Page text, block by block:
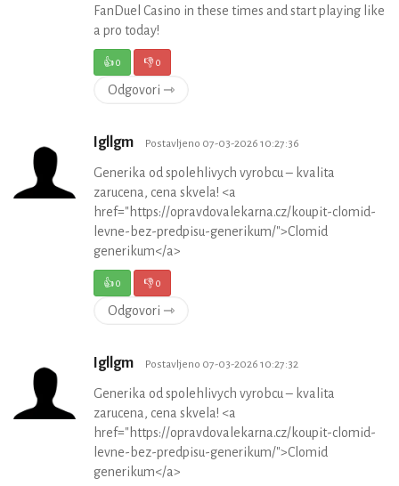
FanDuel Casino in these times and start playing like
a pro today!
👍0 👎0
Odgovori ⇾
Igllgm Postavljeno 07-03-2026 10:27:36
Generika od spolehlivych vyrobcu – kvalita
zarucena, cena skvela! <a
href="https://opravdovalekarna.cz/koupit-clomid-
levne-bez-predpisu-generikum/">Clomid
generikum</a>
👍0 👎0
Odgovori ⇾
Igllgm Postavljeno 07-03-2026 10:27:32
Generika od spolehlivych vyrobcu – kvalita
zarucena, cena skvela! <a
href="https://opravdovalekarna.cz/koupit-clomid-
levne-bez-predpisu-generikum/">Clomid
generikum</a>